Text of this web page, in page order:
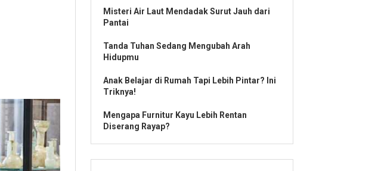
Misteri Air Laut Mendadak Surut Jauh dari
Pantai
Tanda Tuhan Sedang Mengubah Arah
Hidupmu
Anak Belajar di Rumah Tapi Lebih Pintar? Ini
Triknya!
Mengapa Furnitur Kayu Lebih Rentan
Diserang Rayap?